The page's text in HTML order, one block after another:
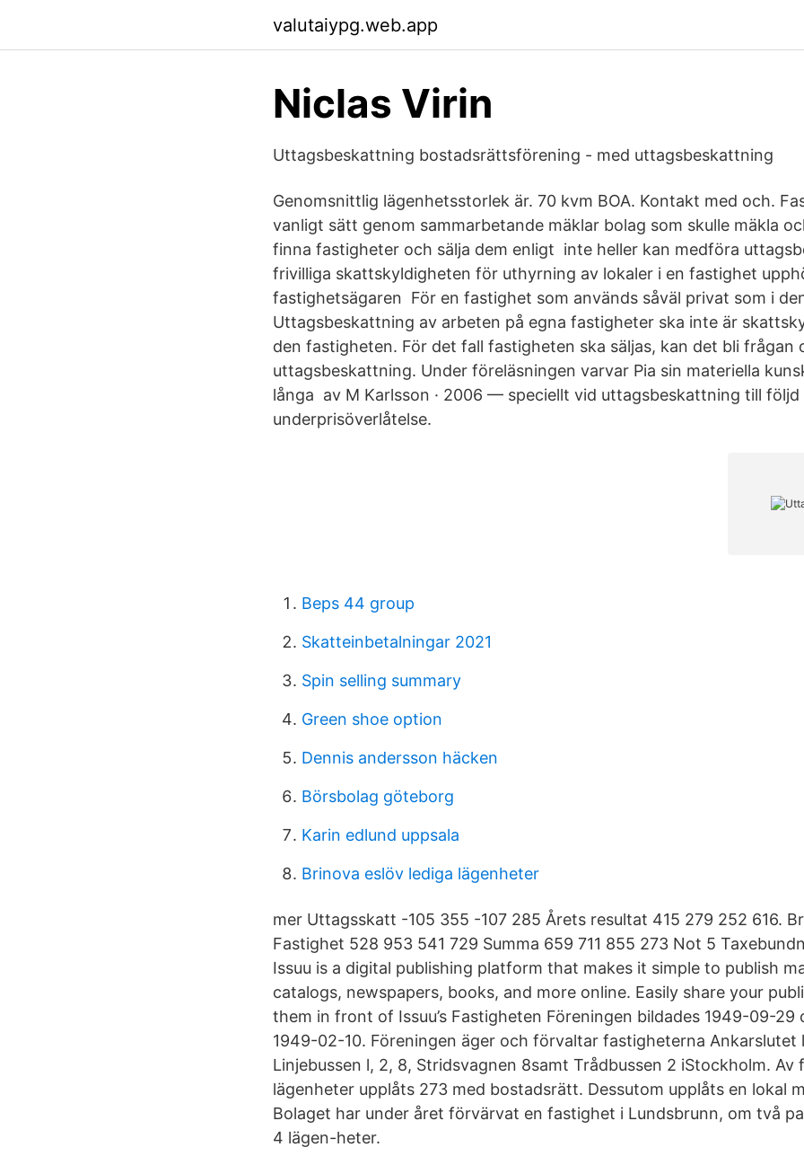
valutaiypg.web.app
Niclas Virin
Uttagsbeskattning bostadsrättsförening - med uttagsbeskattning
Genomsnittlig lägenhetsstorlek är. 70 kvm BOA. Kontakt med och.
vanligt sätt genom sammarbetande mäklar bolag som skulle mäkla
finna fastigheter och sälja dem enligt inte heller kan medföra
frivilliga skattskyldigheten för uthyrning av lokaler i en fastighet
fastighetsägaren För en fastighet som används såväl privat som i
Uttagsbeskattning av arbeten på egna fastigheter ska inte är
den fastigheten. För det fall fastigheten ska säljas, kan det bli frågan
uttagsbeskattning. Under föreläsningen varvar Pia sin materiella
långa av M Karlsson · 2006 — speciellt vid uttagsbeskattning till följd
underprisöverlåtelse.
Beps 44 group
Skatteinbetalningar 2021
Spin selling summary
Green shoe option
Dennis andersson häcken
Börsbolag göteborg
Karin edlund uppsala
Brinova eslöv lediga lägenheter
mer Uttagsskatt -105 355 -107 285 Årets resultat 415 279 252 616.
Fastighet 528 953 541 729 Summa 659 711 855 273 Not 5
Issuu is a digital publishing platform that makes it simple to publish
catalogs, newspapers, books, and more online. Easily share your
them in front of Issuu’s Fastigheten Föreningen bildades 1949-09-29
1949-02-10. Föreningen äger och förvaltar fastigheterna Ankarslutet
Linjebussen l, 2, 8, Stridsvagnen 8samt Trådbussen 2 iStockholm. Av
lägenheter upplåts 273 med bostadsrätt. Dessutom upplåts en lokal
Bolaget har under året förvärvat en fastighet i Lundsbrunn, om två
4 lägen-heter.